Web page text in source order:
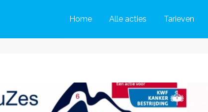
Home Alle acties Tarieven